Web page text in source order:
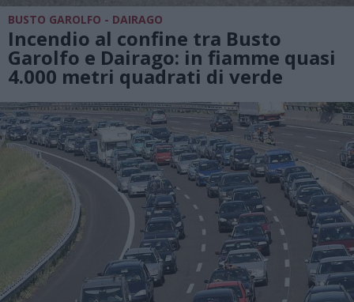
BUSTO GAROLFO - DAIRAGO
Incendio al confine tra Busto
Garolfo e Dairago: in fiamme quasi
4.000 metri quadrati di verde